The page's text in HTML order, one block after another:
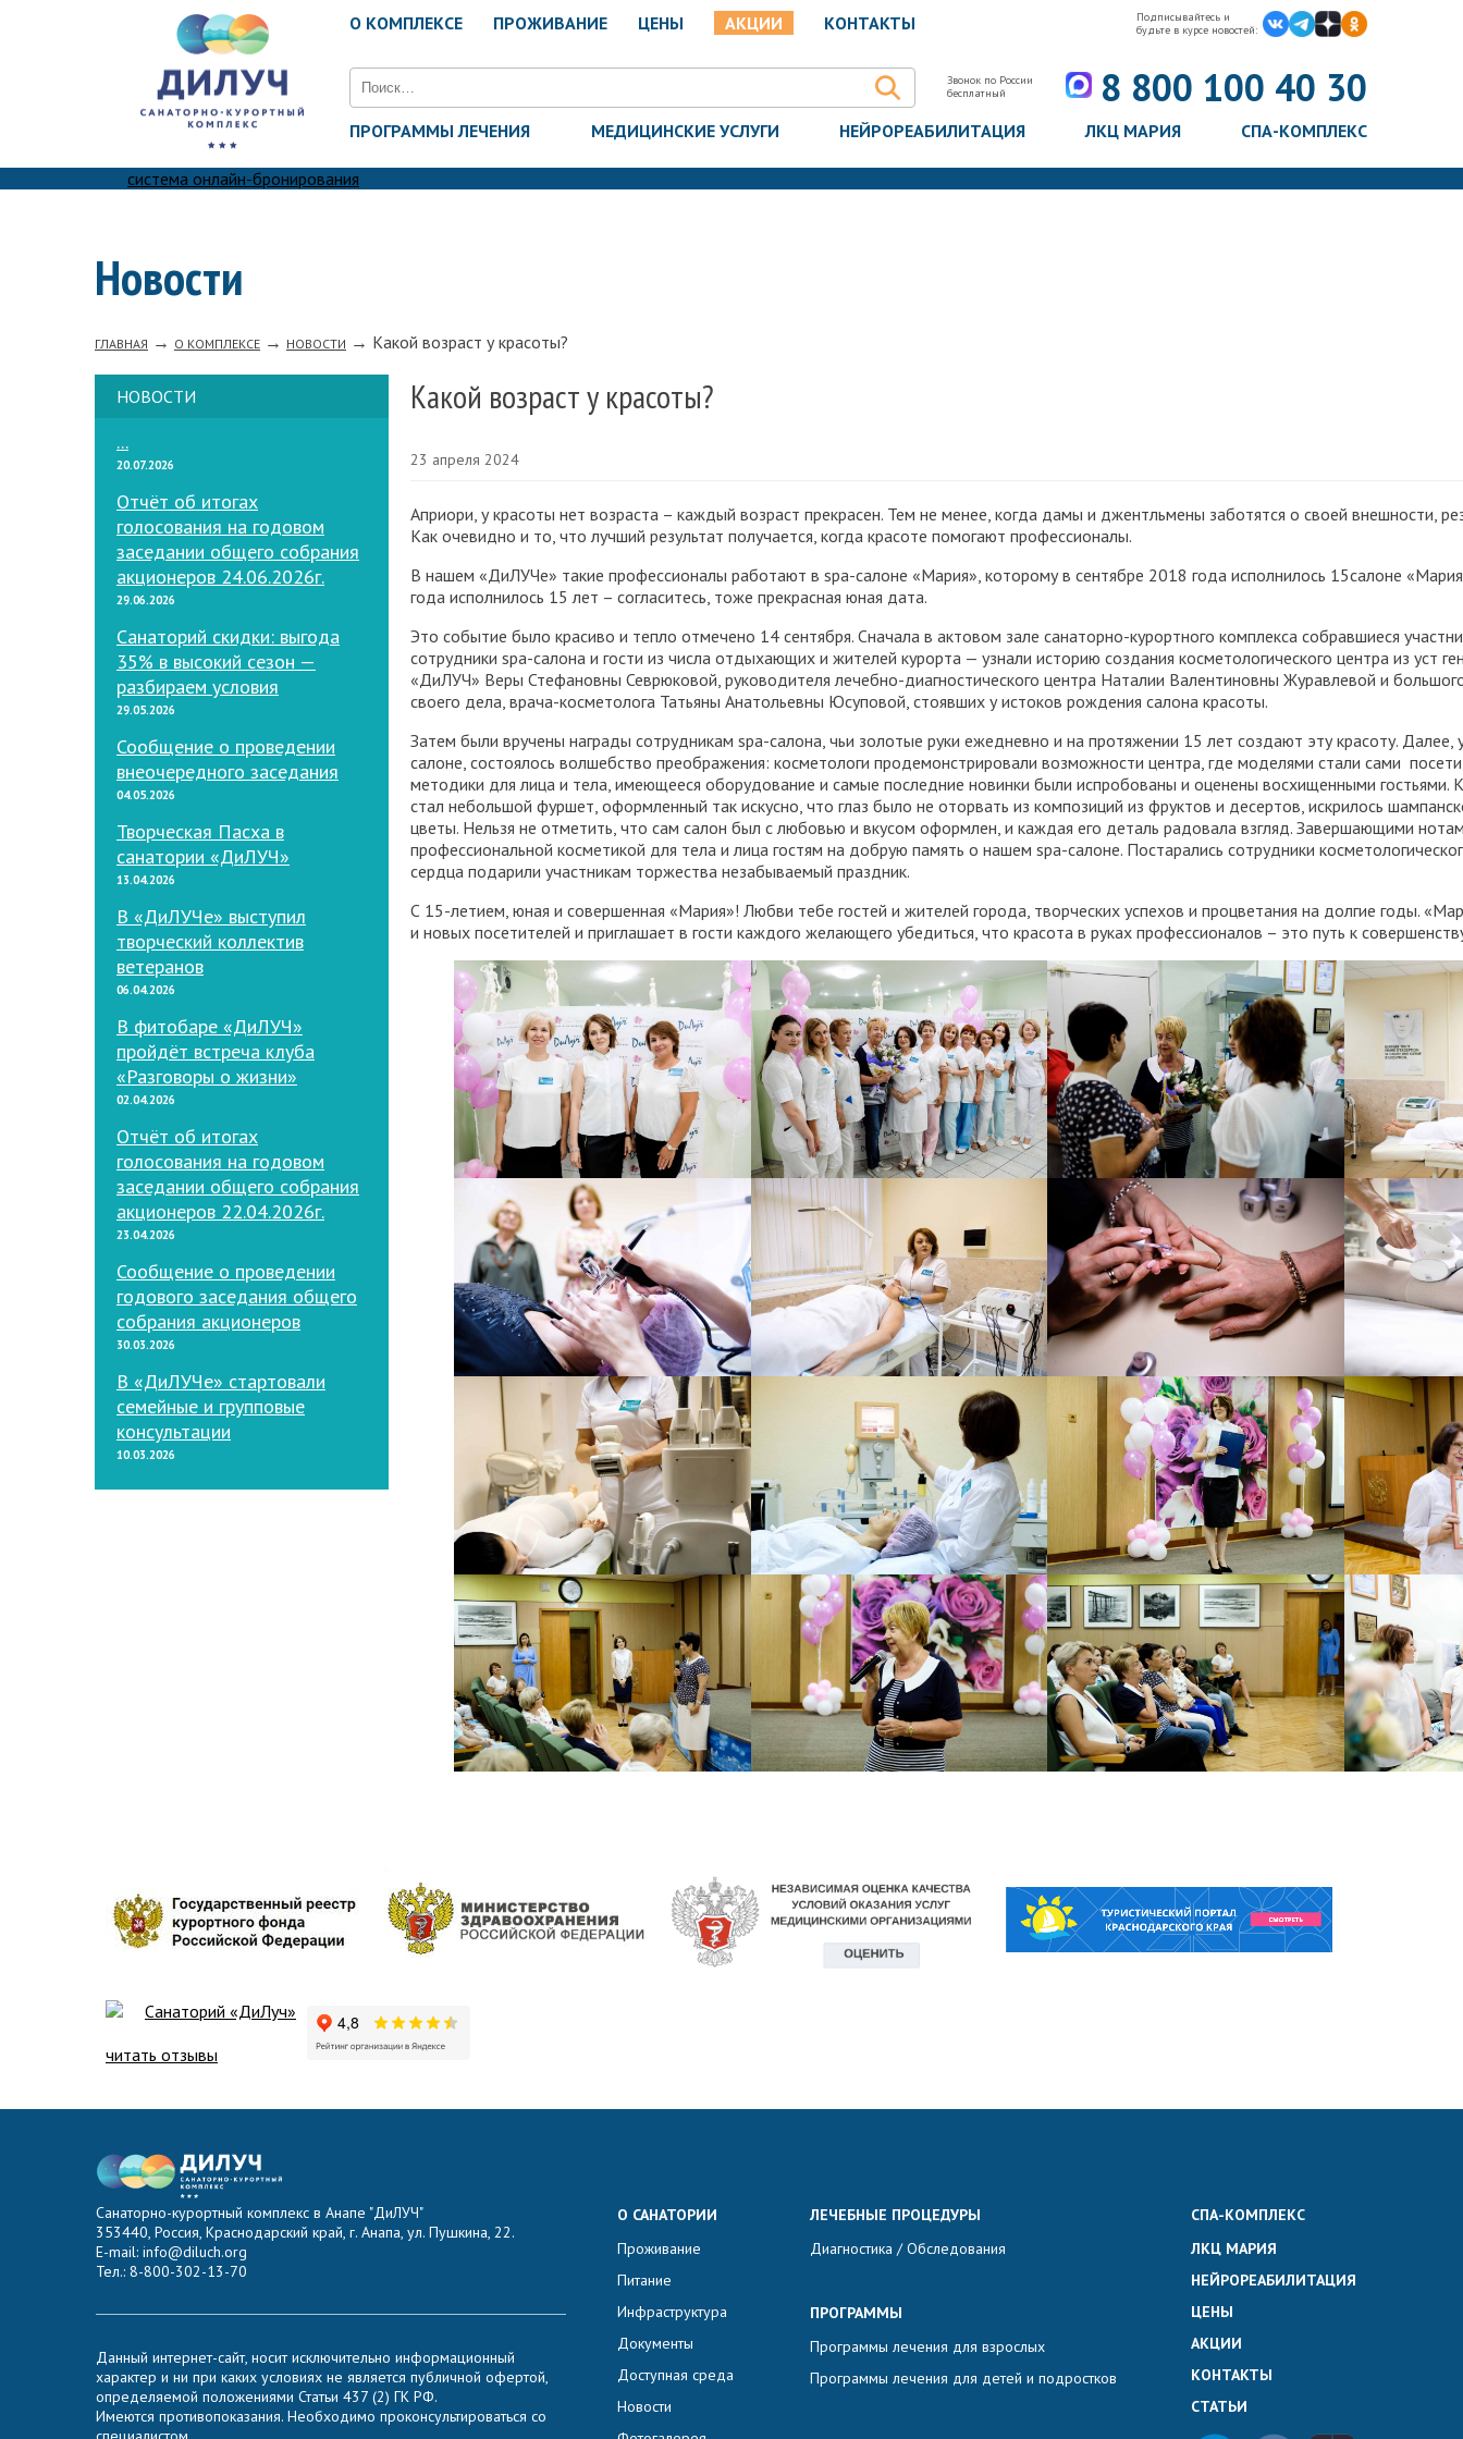
О КОМПЛЕКСЕ ПРОЖИВАНИЕ ЦЕНЫ АКЦИИ КОНТАКТЫ
Подписывайтесь и
будьте в курсе новостей:
Найти:
Звонок по России
бесплатный
8 800 100 40 30
ПРОГРАММЫ ЛЕЧЕНИЯ МЕДИЦИНСКИЕ УСЛУГИ НЕЙРОРЕАБИЛИТАЦИЯ ЛКЦ МАРИЯ СПА-КОМПЛЕКС
система онлайн-бронирования
Новости
ГЛАВНАЯ → О КОМПЛЕКСЕ → НОВОСТИ → Какой возраст у красоты?
НОВОСТИ
...
20.07.2026
Отчёт об итогах
голосования на годовом
заседании общего собрания
акционеров 24.06.2026г.
29.06.2026
Санаторий скидки: выгода
35% в высокий сезон —
разбираем условия
29.05.2026
Сообщение о проведении
внеочередного заседания
04.05.2026
Творческая Пасха в
санатории «ДиЛУЧ»
13.04.2026
В «ДиЛУЧе» выступил
творческий коллектив
ветеранов
06.04.2026
В фитобаре «ДиЛУЧ»
пройдёт встреча клуба
«Разговоры о жизни»
02.04.2026
Отчёт об итогах
голосования на годовом
заседании общего собрания
акционеров 22.04.2026г.
23.04.2026
Сообщение о проведении
годового заседания общего
собрания акционеров
30.03.2026
В «ДиЛУЧе» стартовали
семейные и групповые
консультации
10.03.2026
Какой возраст у красоты?
23 апреля 2024
Априори, у красоты нет возраста – каждый возраст прекрасен. Тем не менее, когда дамы и джентльмены заботятся о своей внешности,
Как очевидно и то, что лучший результат получается, когда красоте помогают профессионалы.
В нашем «ДиЛУЧе» такие профессионалы работают в spa-салоне «Мария», которому в сентябре 2018 года исполнилось 15салоне
года исполнилось 15 лет – согласитесь, тоже прекрасная юная дата.
Это событие было красиво и тепло отмечено 14 сентября. Сначала в актовом зале санаторно-курортного комплекса собравшиеся
сотрудники spa-салона и гости из числа отдыхающих и жителей курорта — узнали историю создания косметологического центра из уст
«ДиЛУЧ» Веры Стефановны Севрюковой, руководителя лечебно-диагностического центра Наталии Валентиновны Журавлевой и
своего дела, врача-косметолога Татьяны Анатольевны Юсуповой, стоявших у истоков рождения салона красоты.
Затем были вручены награды сотрудникам spa-салона, чьи золотые руки ежедневно и на протяжении 15 лет создают эту красоту. Далее,
салоне, состоялось волшебство преображения: косметологи продемонстрировали возможности центра, где моделями стали сами
методики для лица и тела, имеющееся оборудование и самые последние новинки были испробованы и оценены восхищенными гостьями.
стал небольшой фуршет, оформленный так искусно, что глаз было не оторвать из композиций из фруктов и десертов, искрилось
цветы. Нельзя не отметить, что сам салон был с любовью и вкусом оформлен, и каждая его деталь радовала взгляд. Завершающими
профессиональной косметикой для тела и лица гостям на добрую память о нашем spa-салоне. Постарались сотрудники
сердца подарили участникам торжества незабываемый праздник.
С 15-летием, юная и совершенная «Мария»! Любви тебе гостей и жителей города, творческих успехов и процветания на долгие годы.
и новых посетителей и приглашает в гости каждого желающего убедиться, что красота в руках профессионалов – это путь к
Санаторий «ДиЛуч»
читать отзывы
Санаторно-курортный комплекс в Анапе "ДиЛУЧ"
353440, Россия, Краснодарский край, г. Анапа, ул. Пушкина, 22.
E-mail: info@diluch.org
Тел.: 8-800-302-13-70
Данный интернет-сайт, носит исключительно информационный
характер и ни при каких условиях не является публичной офертой,
определяемой положениями Статьи 437 (2) ГК РФ.
Имеются противопоказания. Необходимо проконсультироваться со
О САНАТОРИИ
Проживание
Питание
Инфраструктура
Документы
Доступная среда
Новости
ЛЕЧЕБНЫЕ ПРОЦЕДУРЫ
Диагностика / Обследования
ПРОГРАММЫ
Программы лечения для взрослых
Программы лечения для детей и подростков
СПА-КОМПЛЕКС
ЛКЦ МАРИЯ
НЕЙРОРЕАБИЛИТАЦИЯ
ЦЕНЫ
АКЦИИ
КОНТАКТЫ
СТАТЬИ